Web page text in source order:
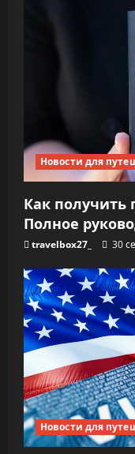
Новости для
Как получить
Полное
travelbox27_ 30
Новости для